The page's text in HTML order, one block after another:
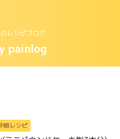
レシピブログ
painlog
級レシピ